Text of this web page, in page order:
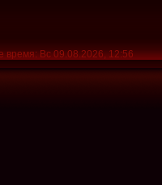
время: Вс 09.08.2026, 12:56